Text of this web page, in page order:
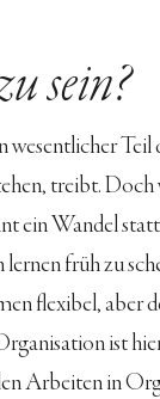
sein?
wesentlicher
treibt. Doch
ein Wandel
früh zu
flexibel, aber
ist
Arbeiten in